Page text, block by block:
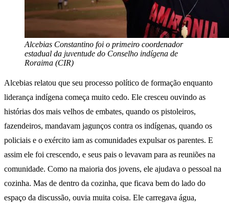
Alcebias Constantino foi o primeiro coordenador
estadual da juventude do Conselho indígena de
Roraima (CIR)
Alcebias relatou que seu processo político de formação enquanto
liderança indígena começa muito cedo. Ele cresceu ouvindo as
histórias dos mais velhos de embates, quando os pistoleiros,
fazendeiros, mandavam jagunços contra os indígenas, quando os
policiais e o exército iam as comunidades expulsar os parentes. E
assim ele foi crescendo, e seus pais o levavam para as reuniões na
comunidade. Como na maioria dos jovens, ele ajudava o pessoal na
cozinha. Mas de dentro da cozinha, que ficava bem do lado do
espaço da discussão, ouvia muita coisa. Ele carregava água,